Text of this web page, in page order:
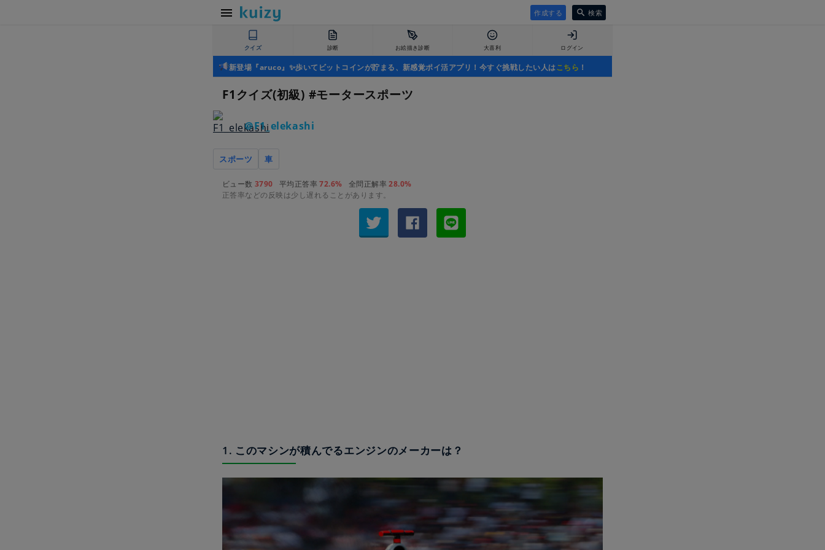
作成する 検索
クイズ 診断 お絵描き診断 大喜利 ログイン
新登場『aruco』✨歩いてビットコインが貯まる、新感覚ポイ活アプリ！今すぐ挑戦したい人はこちら ！
F1クイズ(初級) #モータースポーツ
＠F1_elekashi
スポーツ 車
ビュー数 3790 平均正答率72.6% 全問正解率28.0%
正答率などの反映は少し遅れることがあります。
1. このマシンが積んでるエンジンのメーカーは？